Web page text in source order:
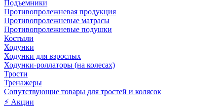
Подъемники
Противопролежневая продукция
Противопролежневые матрасы
Противопролежневые подушки
Костыли
Ходунки
Ходунки для взрослых
Ходунки-роллаторы (на колесах)
Трости
Тренажеры
Сопутствующие товары для тростей и колясок
⚡ Акции